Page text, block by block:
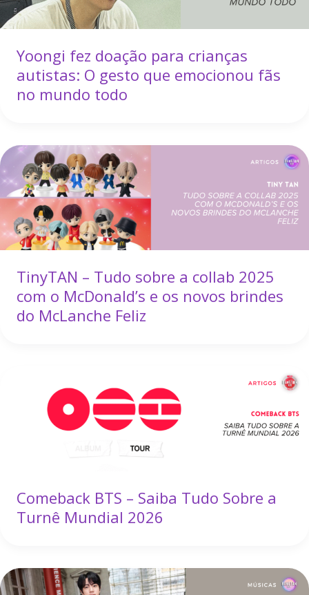
Yoongi fez doação para crianças
autistas: O gesto que emocionou fãs
no mundo todo
TinyTAN – Tudo sobre a collab 2025
com o McDonald’s e os novos brindes
do McLanche Feliz
Comeback BTS – Saiba Tudo Sobre a
Turnê Mundial 2026